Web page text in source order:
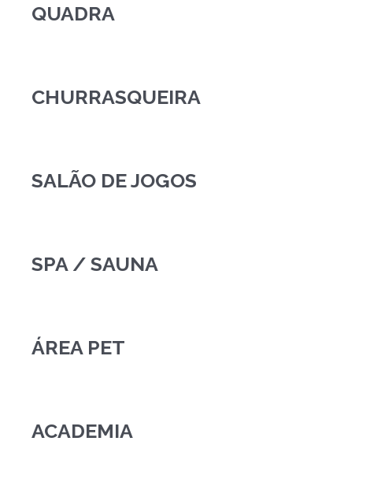
QUADRA
CHURRASQUEIRA
SALÃO DE JOGOS
SPA / SAUNA
ÁREA PET
ACADEMIA